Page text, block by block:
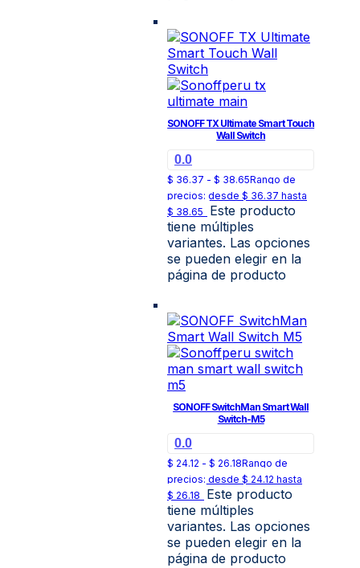
SONOFF TX Ultimate Smart Touch
Wall Switch
0.0
$ 36.37 - $ 38.65Rango de
precios: desde $ 36.37 hasta
$ 38.65
Este producto
tiene múltiples
variantes. Las opciones
se pueden elegir en la
página de producto
SONOFF SwitchMan Smart Wall
Switch-M5
0.0
$ 24.12 - $ 26.18Rango de
precios: desde $ 24.12 hasta
$ 26.18
Este producto
tiene múltiples
variantes. Las opciones
se pueden elegir en la
página de producto